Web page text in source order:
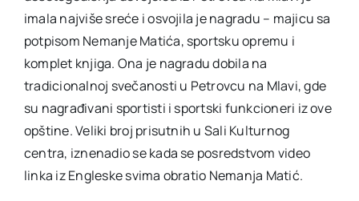
imala najviše sreće i osvojila je nagradu – majicu sa
potpisom Nemanje Matića, sportsku opremu i
komplet knjiga. Ona je nagradu dobila na
tradicionalnoj svečanosti u Petrovcu na Mlavi, gde
su nagrađivani sportisti i sportski funkcioneri iz ove
opštine. Veliki broj prisutnih u Sali Kulturnog
centra, iznenadio se kada se posredstvom video
linka iz Engleske svima obratio Nemanja Matić.